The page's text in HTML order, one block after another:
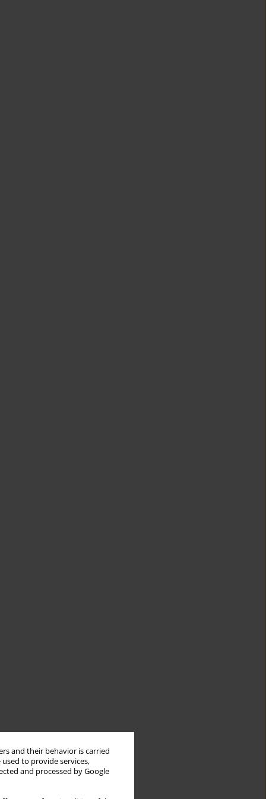
and their behavior is carried
to provide services,
and processed by Google